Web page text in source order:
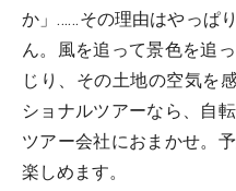
か」……その理由はやっぱ
ん。風を追って景色を追
じり、その土地の空気を
ショナルツアーなら、自
ツアー会社におまかせ。
楽しめます。